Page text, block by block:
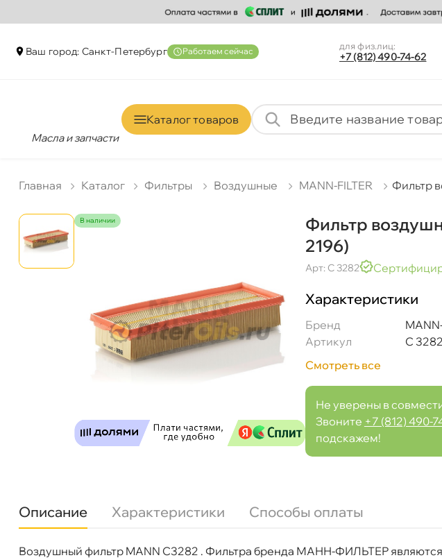
аш город: Санкт-Петербур Работаем сейчас для физ.лиц:
+7 (812) 490-74-62
Масла и запчасти
Каталог товаро
Главная Катало Фильтры оздушные MANN-FILTER Фильтр
наличии
Фильтр
2196)
Арт: C 3282
Характеристики
Бренд
Артикул
C 3282
Смотреть все
Не уверены в
Звоните +7 (812) 490-
подскажем!
Описание Характеристики Способы оплаты
оздушный фильтр MANN C3282 . Фильтра бренда МАНН-ФИЛЬТЕР являются
Бренд
MANN-FILTER
Фильтр воздушный MANN C3282 (SB 2196)